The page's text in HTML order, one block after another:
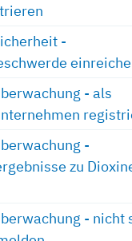
-
- als
-
zu
- nicht